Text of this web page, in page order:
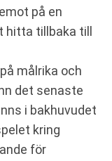
på en
tillbaka till
målrika och
det senaste
i bakhuvudet
kring
för